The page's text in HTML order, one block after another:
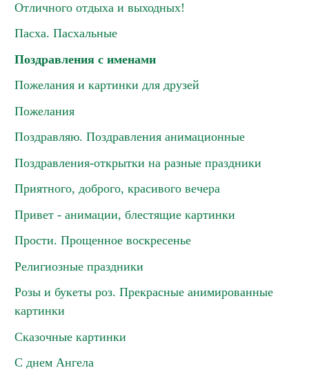
Отличного отдыха и выходных!
Пасха. Пасхальные
Поздравления с именами
Пожелания и картинки для друзей
Пожелания
Поздравляю. Поздравления анимационные
Поздравления-открытки на разные праздники
Приятного, доброго, красивого вечера
Привет - анимации, блестящие картинки
Прости. Прощенное воскресенье
Религиозные праздники
Розы и букеты роз. Прекрасные анимированные
картинки
Сказочные картинки
С днем Ангела